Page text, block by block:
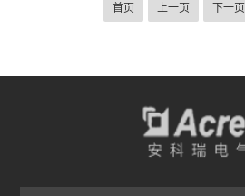
首页 上一页 下一页